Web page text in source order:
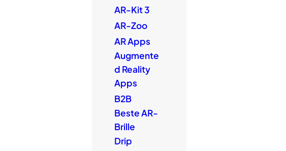
AR-Kit 3
AR-Zoo
AR Apps
Augmente
d Reality
Apps
B2B
Beste AR-
Brille
Drip